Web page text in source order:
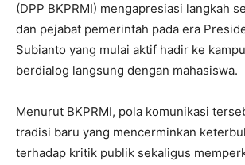
(DPP BKPRMI) mengapresiasi langkah
dan pejabat pemerintah pada era
Subianto yang mulai aktif hadir ke
berdialog langsung dengan mahasiswa.
Menurut BKPRMI, pola komunikasi
tradisi baru yang mencerminkan
terhadap kritik publik sekaligus